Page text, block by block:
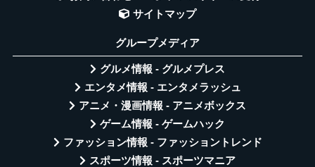
サイトマップ
グループメディア
グルメ情報 - グルメプレス
エンタメ情報 - エンタメラッシュ
アニメ・漫画情報 - アニメボックス
ゲーム情報 - ゲームハック
ファッション情報 - ファッショントレンド
スポーツ情報 - スポーツマニア